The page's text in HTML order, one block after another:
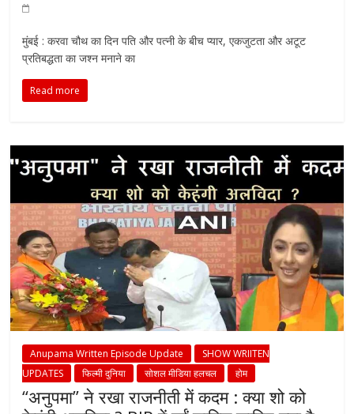
मुंबई : करवा चौथ का दिन पति और पत्नी के बीच प्यार, एकजुटता और अटूट
प्रतिबद्धता का जश्न मनाने का
Read more
Anupama Written Episode Update
SHOW WRIITEN
UPDATES
फिल्मी दुनिया सोशल मीडिया हलचल होम
“अनुपमा” ने रखा राजनीती में कदम : क्या शो को